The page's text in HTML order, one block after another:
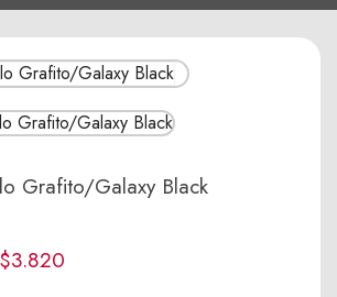
Grafito/Galaxy Black
$3.820